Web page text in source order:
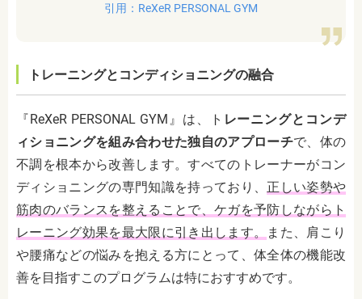
引用：ReXeR PERSONAL GYM
トレーニングとコンディショニングの融合
『ReXeR PERSONAL GYM』は、ト レーニングとコンデ
ィショニングを組み合わせた独自のアプローチで、体の
不調を根本から改善します。すべてのトレーナーがコン
ディショニングの専門知識を持っており、 正しい姿勢や
筋肉のバランスを整えることで、ケガを予防しながらト
レーニング効果を最大限に引き出します。
また、肩こり
や腰痛などの悩みを抱える方にとって、体全体の機能改
善を目指すこのプログラムは特におすすめです。